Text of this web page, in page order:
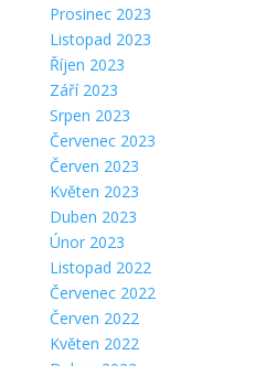
Prosinec 2023
Listopad 2023
Říjen 2023
Září 2023
Srpen 2023
Červenec 2023
Červen 2023
Květen 2023
Duben 2023
Únor 2023
Listopad 2022
Červenec 2022
Červen 2022
Květen 2022